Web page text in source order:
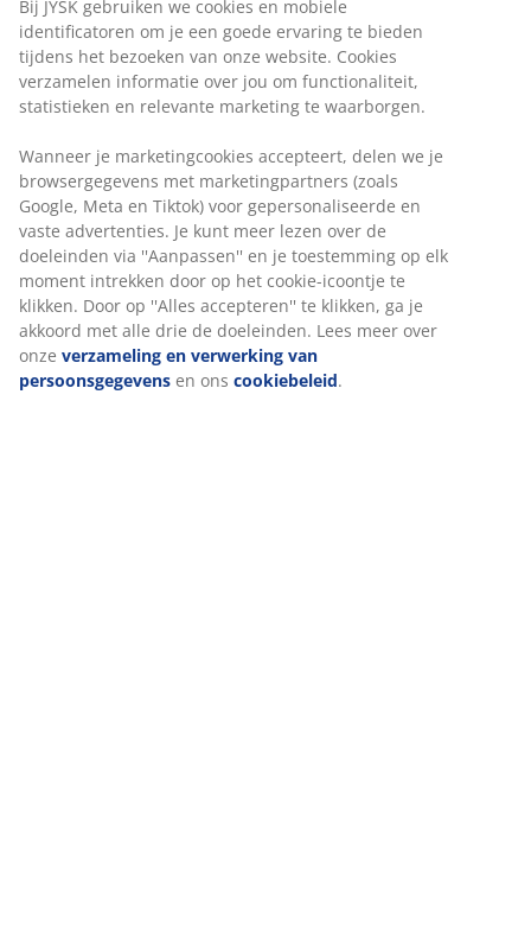
Een topmatras beschermt je onderliggende
matras en kan de levensduur van je bed
verlengen, waardoor je op de lange termijn geld
bespaart.
slaapkwaliteit verbeteren.
Het kan de juiste ondersteuning bieden bij rug-,
gewrichts- of andere klachten.
Een topmatras kan je bed zachter of steviger
maken, afhankelijk van je voorkeur. Topmatrassen
van traagschuim of polyetherschuim kunnen het
onderliggende matras iets steviger maken.
Topmatrassen van latex of gelschuim kunnen het
Bij JYSK gebruiken we cookies en mobiele
identificatoren om je een goede ervaring te bieden
tijdens het bezoeken van onze website. Cookies
verzamelen informatie over jou om functionaliteit,
statistieken en relevante marketing te waarborgen.
Wanneer je marketingcookies accepteert, delen we je
browsergegevens met marketingpartners (zoals
Google, Meta en Tiktok) voor gepersonaliseerde en
vaste advertenties. Je kunt meer lezen over de
doeleinden via ''Aanpassen'' en je toestemming op elk
moment intrekken door op het cookie-icoontje te
klikken. Door op ''Alles accepteren'' te klikken, ga je
akkoord met alle drie de doeleinden. Lees meer over
onze verzameling en verwerking van
persoonsgegevens en ons cookiebeleid.